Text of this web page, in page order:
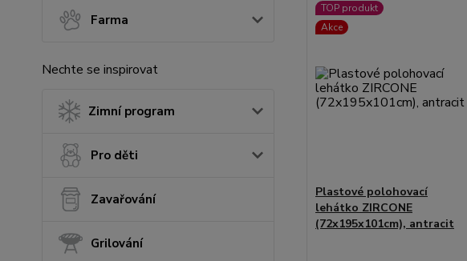
Farma
Nechte se inspirovat
Zimní program
Pro děti
Zavařování
Grilování
TOP produkt
Akce
Plastové polohovací
lehátko ZIRCONE
(72x195x101cm), antracit